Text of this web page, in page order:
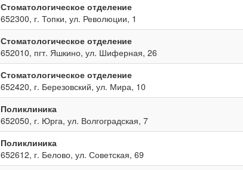
Стоматологическое отделение
652300, г. Топки, ул. Революции, 1
Стоматологическое отделение
652010, пгт. Яшкино, ул. Шиферная, 26
Стоматологическое отделение
652420, г. Березовский, ул. Мира, 10
Поликлиника
652050, г. Юрга, ул. Волгоградская, 7
Поликлиника
652612, г. Белово, ул. Советская, 69